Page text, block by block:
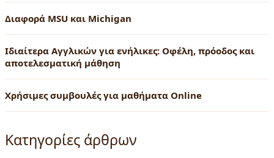
Διαφορά MSU και Michigan
Ιδιαίτερα Αγγλικών για ενήλικες: Οφέλη, πρόοδος και
αποτελεσματική μάθηση
Χρήσιμες συμβουλές για μαθήματα Online
Κατηγορίες άρθρων